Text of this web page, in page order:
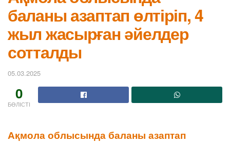
баланы азаптап өлтіріп, 4
жыл жасырған әйелдер
сотталды
05.03.2025
0
БӨЛІСТІ
Ақмола облысында баланы азаптап